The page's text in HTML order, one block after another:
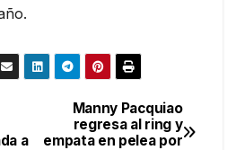
Manny Pacquiao
regresa al ring y
empata en pelea por
a